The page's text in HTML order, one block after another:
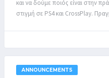
και να δούμε ποιός είναι στην
στιγμή σε PS4 και CrossPlay.
ANNOUNCEMENTS